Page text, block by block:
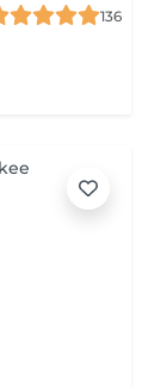
136